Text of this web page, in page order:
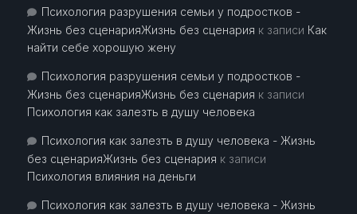
Психология разрушения семьи у подростков -
Жизнь без сценарияЖизнь без сценария к записи Как
найти себе хорошую жену
Психология разрушения семьи у подростков -
Жизнь без сценарияЖизнь без сценария к записи
Психология как залезть в душу человека
Психология как залезть в душу человека - Жизнь
без сценарияЖизнь без сценария к записи
Психология влияния на деньги
Психология как залезть в душу человека - Жизнь